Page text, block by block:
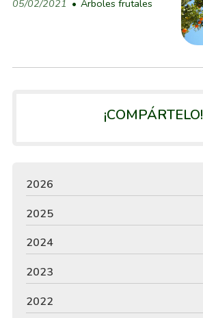
05/02/2021 Árboles frutales
¡COMPÁRTELO!
2026
2025
2024
2023
2022